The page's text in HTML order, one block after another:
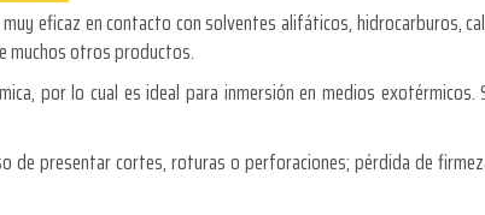
eficaz en contacto con solventes alifáticos, hidrocarburos,
muchos otros productos.
por lo cual es ideal para inmersión en medios
de presentar cortes, roturas o perforaciones; pérdida de